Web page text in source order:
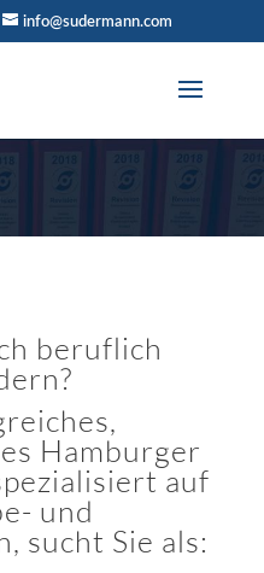
info@sudermann.com
beruflich
Hamburger
auf
und
sucht Sie als: